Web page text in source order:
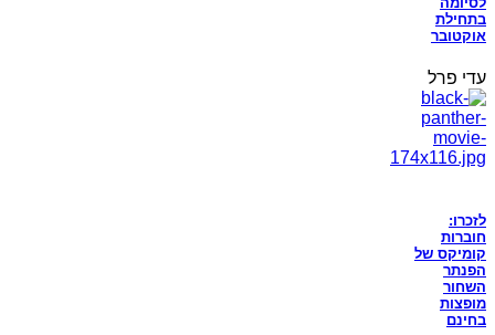
בתחילת
אוקטובר
עדי פרל
לזכרו:
חוברות
קומיקס של
הפנתר
השחור
מופצות
בחינם